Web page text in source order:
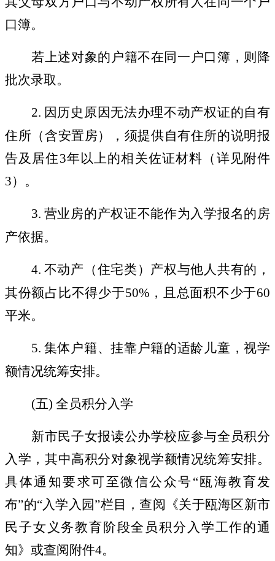
口簿。
若上述对象的户籍不在同一户口簿，则降
批次录取。
2. 因历史原因无法办理不动产权证的自有
住所（含安置房），须提供自有住所的说明报
告及居住3年以上的相关佐证材料（详见附件
3）。
3. 营业房的产权证不能作为入学报名的房
产依据。
4. 不动产（住宅类）产权与他人共有的，
其份额占比不得少于50% ，且总面积不少于60
平米。
5. 集体户籍、挂靠户籍的适龄儿童，视学
额情况统筹安排。
(五) 全员积分入学
新市民子女报读公办学校应参与全员积分
入学，其中高积分对象视学额情况统筹安排。
具体通知要求可至微信公众号“瓯海教育发
布”的“入学入园”栏目，查阅《关于瓯海区新市
民子女义务教育阶段全员积分入学工作的通
知》或查阅附件4。